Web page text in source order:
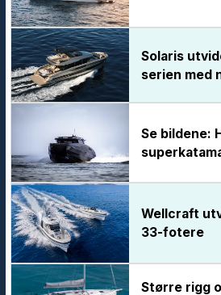
Solaris
serien med
Se bildene:
Wellcraft
33-fotere
Større rigg